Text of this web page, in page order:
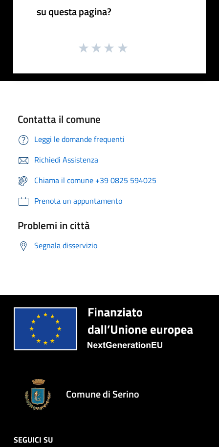
su questa pagina?
Contatta il comune
Leggi le domande frequenti
Richiedi Assistenza
Chiama il comune +39 0825 594025
Prenota un appuntamento
Problemi in città
Segnala disservizio
Comune di Serino
SEGUICI SU